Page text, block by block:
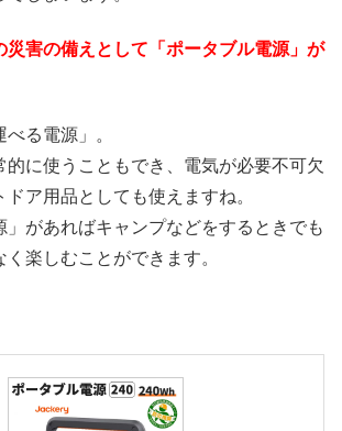
災害の備えとして「ポータブル電源」が
る電源」。
的に使うこともでき、電気が必要不可欠
ア用品としても使えますね。
」があればキャンプなどをするときでも
楽しむことができます。